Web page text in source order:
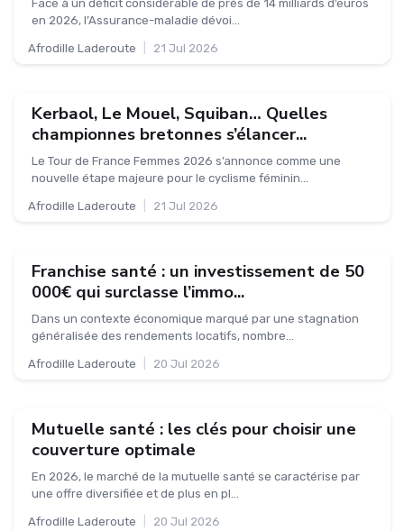
Face à un déficit considérable de près de 14 milliards d’euros
en 2026, l’Assurance-maladie dévoi...
Afrodille Laderoute 21 Jul 2026
Kerbaol, Le Mouel, Squiban… Quelles
championnes bretonnes s’élancer...
Le Tour de France Femmes 2026 s’annonce comme une
nouvelle étape majeure pour le cyclisme féminin...
Afrodille Laderoute 21 Jul 2026
Franchise santé : un investissement de 50
000€ qui surclasse l’immo...
Dans un contexte économique marqué par une stagnation
généralisée des rendements locatifs, nombre...
Afrodille Laderoute 20 Jul 2026
Mutuelle santé : les clés pour choisir une
couverture optimale
En 2026, le marché de la mutuelle santé se caractérise par
une offre diversifiée et de plus en pl...
Afrodille Laderoute 20 Jul 2026